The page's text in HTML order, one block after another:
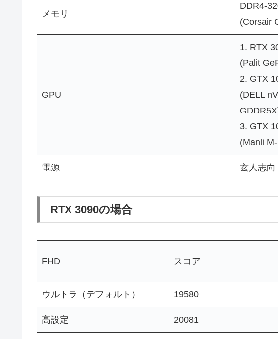
メモリ
DDR4-
(Corsair
GPU
1. RTX
(Palit
2. GTX
(DELL
3. GTX
(Manli
電源 玄人志向
RTX 3090の場合
FHD スコア
ウルトラ（デフォルト） 19580
高設定 20081